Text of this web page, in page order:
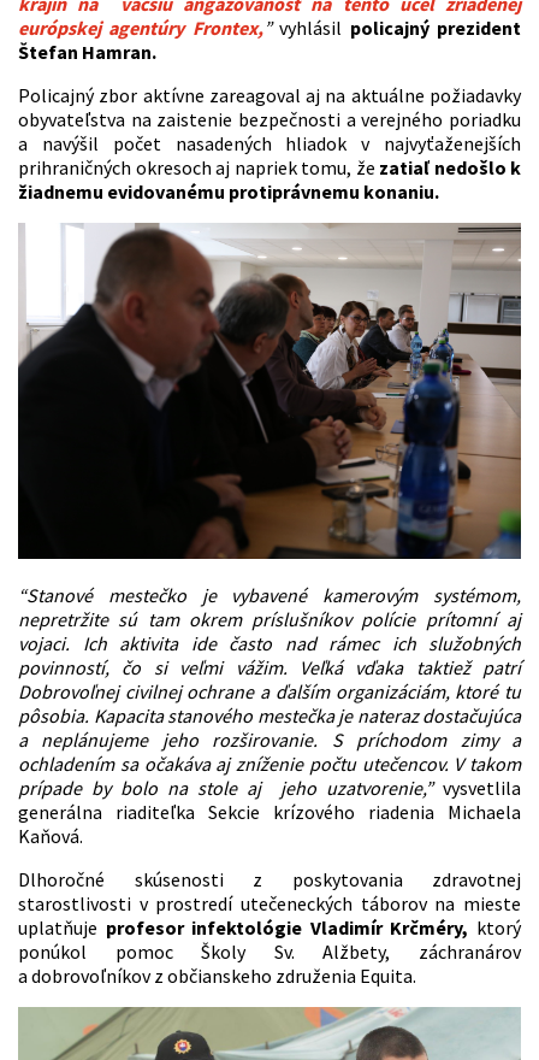
európskej agentúry Frontex,”vyhlásil policajný prezident
Štefan Hamran.
Policajný zbor aktívne zareagoval aj na aktuálne požiadavky
obyvateľstva na zaistenie bezpečnosti a verejného poriadku
a navýšil počet nasadených hliadok v najvyťaženejších
prihraničných okresoch aj napriek tomu, že zatiaľ nedošlo k
žiadnemu evidovanému protiprávnemu konaniu.
“Stanové mestečko je vybavené kamerovým systémom,
nepretržite sú tam okrem príslušníkov polície prítomní aj
vojaci. Ich aktivita ide často nad rámec ich služobných
povinností, čo si veľmi vážim. Veľká vďaka taktiež patrí
Dobrovoľnej civilnej ochrane a ďalším organizáciám, ktoré tu
pôsobia. Kapacita stanového mestečka je nateraz dostačujúca
a neplánujeme jeho rozširovanie. S príchodom zimy a
ochladením sa očakáva aj zníženie počtu utečencov. V takom
prípade by bolo na stole aj jeho uzatvorenie,”vysvetlila
generálna riaditeľka Sekcie krízového riadenia Michaela
Kaňová.
Dlhoročné skúsenosti z poskytovania zdravotnej
starostlivosti v prostredí utečeneckých táborov na mieste
uplatňuje profesor infektológie Vladimír Krčméry, ktorý
ponúkol pomoc Školy Sv. Alžbety, záchranárov
a dobrovoľníkov z občianskeho združenia Equita.